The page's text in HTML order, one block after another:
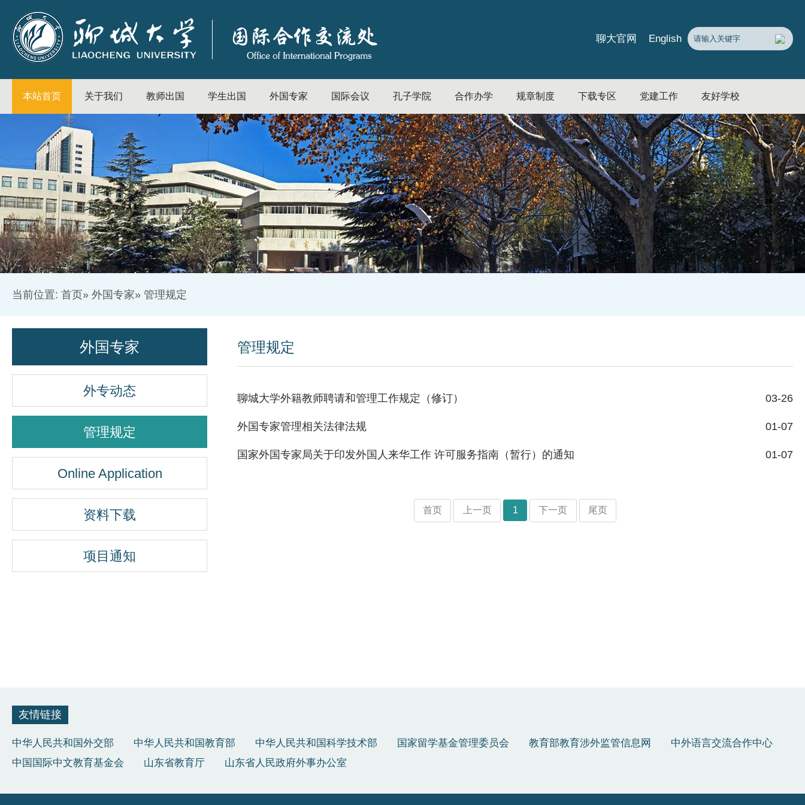
聊大官网 English
本站首页 关于我们 教师出国 学生出国 外国专家 国际会议 孔子学院 合作办学 规章制度 下载专区 党建工作 友好学校
当前位置: 首页» 外国专家» 管理规定
外国专家
外专动态
管理规定
Online Application
资料下载
项目通知
管理规定
03-26
聊城大学外籍教师聘请和管理工作规定（修订）
01-07
外国专家管理相关法律法规
01-07
国家外国专家局关于印发外国人来华工作 许可服务指南（暂行）的通知
首页 上一页 1 下一页 尾页
友情链接
中华人民共和国外交部 中华人民共和国教育部 中华人民共和国科学技术部 国家留学基金管理委员会 教育部教育涉外监管信息网
中外语言交流合作中心
中国国际中文教育基金会
山东省教育厅 山东省人民政府外事办公室